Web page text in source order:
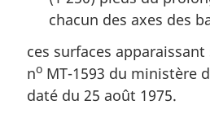
chacun des axes des
ces surfaces
no MT-1593 du ministère
daté du 25 août 1975.